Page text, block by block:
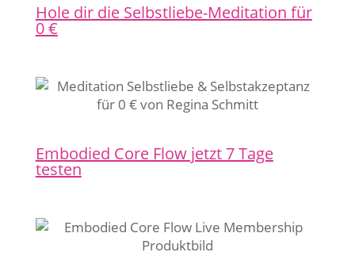
Hole dir die Selbstliebe-Meditation für
0 €
Embodied Core Flow jetzt 7 Tage
testen